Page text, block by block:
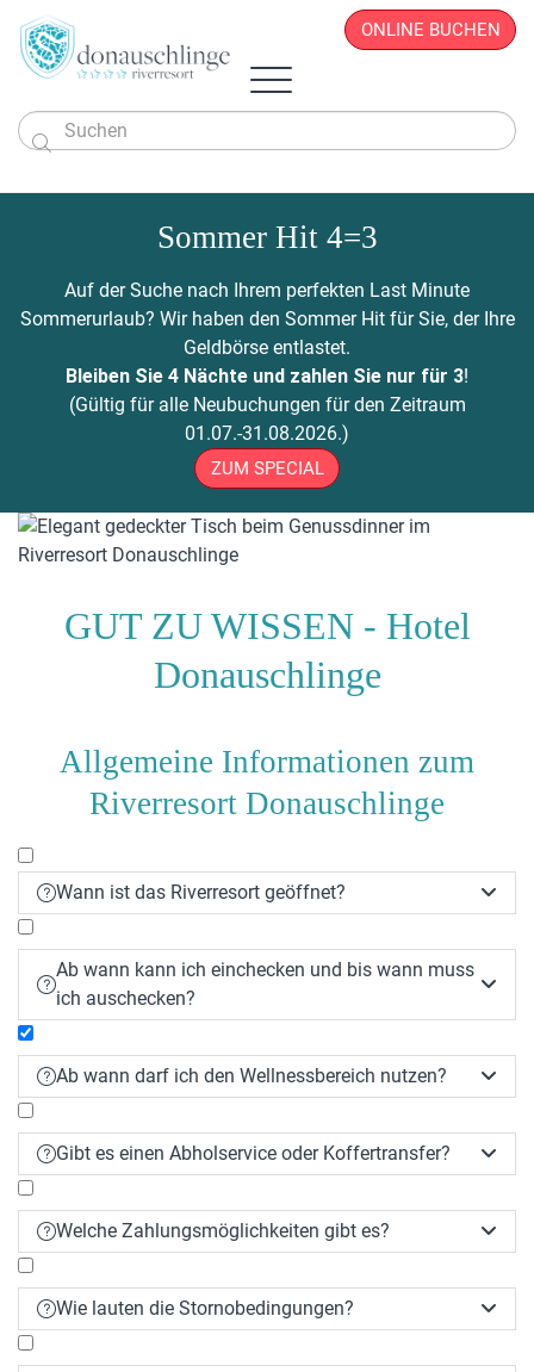
ONLINE BUCHEN
Winterurlaub
Geschichte
Team
Webcam
Zimmer & Angebote
Zimmerpreise
Donau.ALLinclusive.Leistungen
Stornobedingungen
Donau.PAUSCHALEN
Donau.EVENTS
Urlaub mit der Familie
Urlaub mit Freunden
Urlaub mit dem Hund
Singleurlaub mit Kind
Sportlich & Aktiv
Aktivprogramm
Radfahren
Donau-Radfähre
Bike Station
Badeerlebnis
Yoga an der Donau
Wellness-Paradies
Beauty & Kosmetik
Wickel & Packungen
Entspannungs-Pakete
Business & Seminare
Seminare & Tagungen
Firmenfeiern
Seminaranfrage
ONLINE BUCHEN
Kontakt
Zimmerpreise

Sommer Hit 4=3
Auf der Suche nach Ihrem perfekten Last Minute
Sommerurlaub? Wir haben den Sommer Hit für Sie, der Ihre
Geldbörse entlastet.
Bleiben Sie 4 Nächte und zahlen Sie nur für 3!
(Gültig für alle Neubuchungen für den Zeitraum
01.07.-31.08.2026.)
ZUM SPECIAL
GUT ZU WISSEN - Hotel
Donauschlinge
Allgemeine Informationen zum
Riverresort Donauschlinge
Wann ist das Riverresort geöffnet? 

Ab wann kann ich einchecken und bis wann muss
ich auschecken?

Ab wann darf ich den Wellnessbereich nutzen? 
Am Anreisetag ab 10:00 Uhr und am Abreisetag
bis 18:00 Uhr kostenfrei
Gibt es einen Abholservice oder Koffertransfer? 
Welche Zahlungsmöglichkeiten gibt es? 
Wie lauten die Stornobedingungen? 